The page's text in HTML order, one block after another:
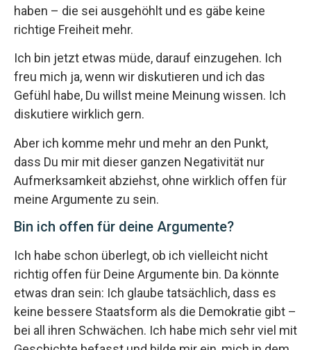
haben – die sei ausgehöhlt und es gäbe keine
richtige Freiheit mehr.
Ich bin jetzt etwas müde, darauf einzugehen. Ich
freu mich ja, wenn wir diskutieren und ich das
Gefühl habe, Du willst meine Meinung wissen. Ich
diskutiere wirklich gern.
Aber ich komme mehr und mehr an den Punkt,
dass Du mir mit dieser ganzen Negativität nur
Aufmerksamkeit abziehst, ohne wirklich offen für
meine Argumente zu sein.
Bin ich offen für deine Argumente?
Ich habe schon überlegt, ob ich vielleicht nicht
richtig offen für Deine Argumente bin. Da könnte
etwas dran sein: Ich glaube tatsächlich, dass es
keine bessere Staatsform als die Demokratie gibt –
bei all ihren Schwächen. Ich habe mich sehr viel mit